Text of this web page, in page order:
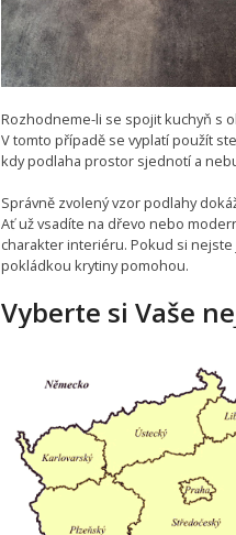
Rozhodneme-li se spojit kuchyň s
V tomto případě se vyplatí použít
kdy podlaha prostor sjednotí a
Správně zvolený vzor podlahy
Ať už vsadíte na dřevo nebo
charakter interiéru. Pokud si nejste
pokládkou krytiny pomohou.
Vyberte si Vaše